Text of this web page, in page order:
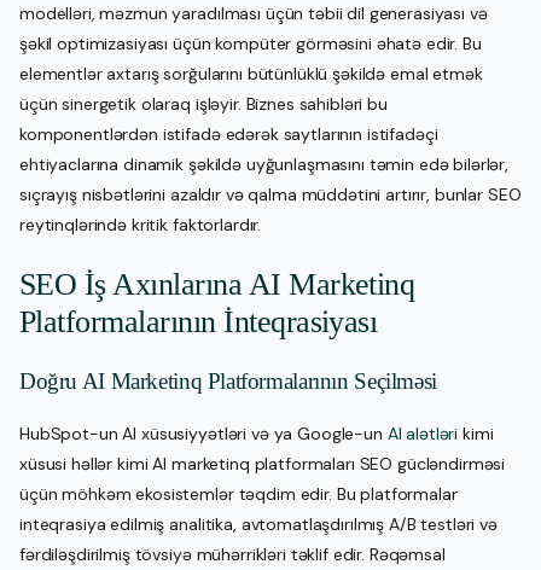
modelləri, məzmun yaradılması üçün təbii dil generasiyası və
şəkil optimizasiyası üçün kompüter görməsini əhatə edir. Bu
elementlər axtarış sorğularını bütünlüklü şəkildə emal etmək
üçün sinergetik olaraq işləyir. Biznes sahibləri bu
komponentlərdən istifadə edərək saytlarının istifadəçi
ehtiyaclarına dinamik şəkildə uyğunlaşmasını təmin edə bilərlər,
sıçrayış nisbətlərini azaldır və qalma müddətini artırır, bunlar SEO
reytinqlərində kritik faktorlardır.
SEO İş Axınlarına AI Marketinq
Platformalarının İnteqrasiyası
Doğru AI Marketinq Platformalarının Seçilməsi
HubSpot-un AI xüsusiyyətləri və ya Google-un AI alətləri kimi
xüsusi həllər kimi AI marketinq platformaları SEO gücləndirməsi
üçün möhkəm ekosistemlər təqdim edir. Bu platformalar
inteqrasiya edilmiş analitika, avtomatlaşdırılmış A/B testləri və
fərdiləşdirilmiş tövsiyə mühərrikləri təklif edir. Rəqəmsal